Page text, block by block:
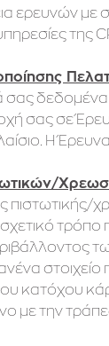
ερευνών με
της
δεδομένα
σας σε
Η
σχετικό
κατόχου
με την